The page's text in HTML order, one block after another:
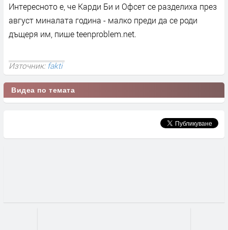
Интересното е, че Карди Би и Офсет се разделиха през
август миналата година - малко преди да се роди
дъщеря им, пише teenproblem.net.
Източник:fakti
Видеа по темата